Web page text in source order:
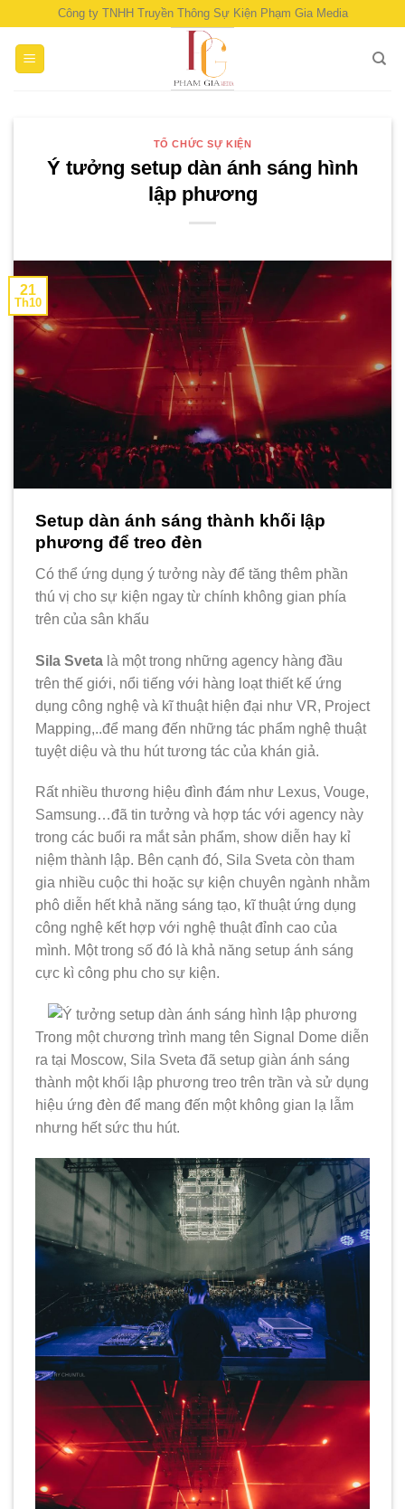
content
Công ty TNHH Truyền Thông Sự Kiện Phạm Gia Media
TỔ CHỨC SỰ KIỆN
Ý tưởng setup dàn ánh sáng hình
lập phương
21
Th10
Setup dàn ánh sáng thành khối lập
phương để treo đèn
Có thể ứng dụng ý tưởng này để tăng thêm phần
thú vị cho sự kiện ngay từ chính không gian phía
trên của sân khấu
Sila Sveta là một trong những agency hàng đầu
trên thế giới, nổi tiếng với hàng loạt thiết kế ứng
dụng công nghệ và kĩ thuật hiện đại như VR, Project
Mapping,..để mang đến những tác phẩm nghệ thuật
tuyệt diệu và thu hút tương tác của khán giả.
Rất nhiều thương hiệu đình đám như Lexus, Vouge,
Samsung…đã tin tưởng và hợp tác với agency này
trong các buổi ra mắt sản phẩm, show diễn hay kỉ
niệm thành lập. Bên cạnh đó, Sila Sveta còn tham
gia nhiều cuộc thi hoặc sự kiện chuyên ngành nhằm
phô diễn hết khả năng sáng tạo, kĩ thuật ứng dụng
công nghệ kết hợp với nghệ thuật đỉnh cao của
mình. Một trong số đó là khả năng setup ánh sáng
cực kì công phu cho sự kiện.
Trong một chương trình mang tên Signal Dome diễn
ra tại Moscow, Sila Sveta đã setup giàn ánh sáng
thành một khối lập phương treo trên trần và sử dụng
hiệu ứng đèn để mang đến một không gian lạ lẫm
nhưng hết sức thu hút.